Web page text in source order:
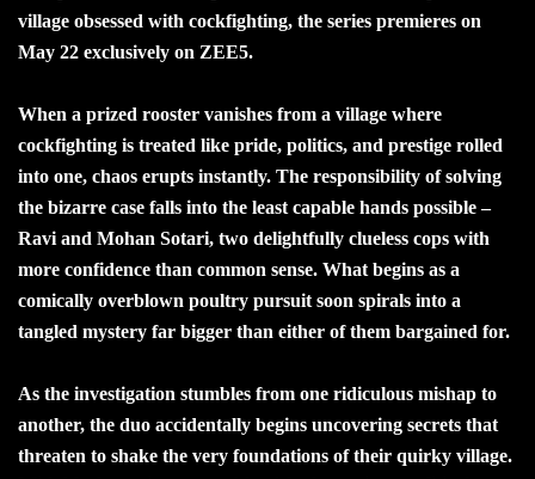
village obsessed with cockfighting, the series premieres on
May 22 exclusively on ZEE5.
When a prized rooster vanishes from a village where
cockfighting is treated like pride, politics, and prestige rolled
into one, chaos erupts instantly. The responsibility of solving
the bizarre case falls into the least capable hands possible –
Ravi and Mohan Sotari, two delightfully clueless cops with
more confidence than common sense. What begins as a
comically overblown poultry pursuit soon spirals into a
tangled mystery far bigger than either of them bargained for.
As the investigation stumbles from one ridiculous mishap to
another, the duo accidentally begins uncovering secrets that
threaten to shake the very foundations of their quirky village.